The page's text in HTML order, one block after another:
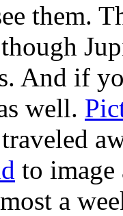
them.
And if
well.
to image
a